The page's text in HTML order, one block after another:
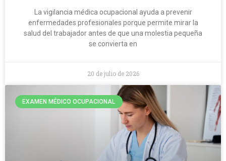
La vigilancia médica ocupacional ayuda a prevenir
enfermedades profesionales porque permite mirar la
salud del trabajador antes de que una molestia pequeña
se convierta en
20 de julio de 2026
EXAMEN MÉDICO OCUPACIONAL